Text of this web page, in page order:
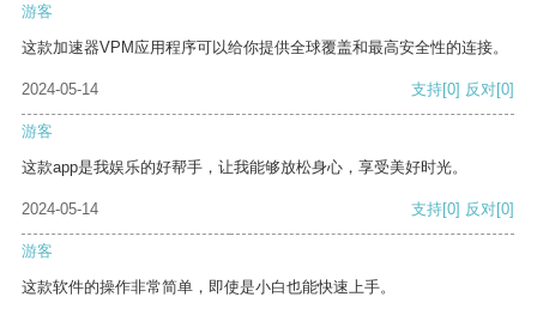
游客
这款加速器VPM应用程序可以给你提供全球覆盖和最高安全性的连接。
2024-05-14 支持[0] 反对[0]
游客
这款app是我娱乐的好帮手，让我能够放松身心，享受美好时光。
2024-05-14 支持[0] 反对[0]
游客
这款软件的操作非常简单，即使是小白也能快速上手。